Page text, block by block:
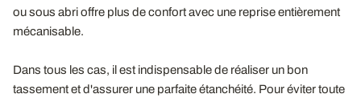
ou sous abri offre plus de confort avec une reprise entièrement
mécanisable.
Dans tous les cas, il est indispensable de réaliser un bon
tassement et d'assurer une parfaite étanchéité. Pour éviter toute